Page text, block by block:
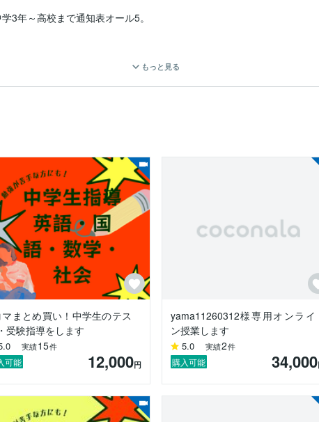
3年～高校まで通知表オール5。
勉強法」を指導しています。
で、
もっと見る
まとめ買い！中学生のテス
受験指導をします
実績15件
可能 12,000円
yama11260312様専用オンライ
ン授業します
5.0 実績2件
購入可能 34,000